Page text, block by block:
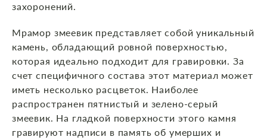
захоронений.
Мрамор змеевик представляет собой уникальный
камень, обладающий ровной поверхностью,
которая идеально подходит для гравировки. За
счет специфичного состава этот материал может
иметь несколько расцветок. Наиболее
распространен пятнистый и зелено-серый
змеевик. На гладкой поверхности этого камня
гравируют надписи в память об умерших и